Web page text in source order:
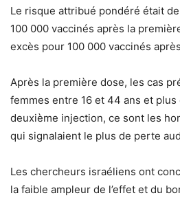
Le risque attribué pondéré était
100 000 vaccinés après la
excès pour 100 000 vaccinés
Après la première dose, les cas
femmes entre 16 et 44 ans et plus
deuxième injection, ce sont les
qui signalaient le plus de perte
Les chercheurs israéliens ont
la faible ampleur de l’effet et du